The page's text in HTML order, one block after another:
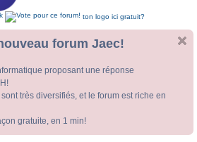
ton logo ici gratuit?
forum Jaec!
proposant une réponse
très diversifiés, et le forum est riche en
gratuite, en 1 min!